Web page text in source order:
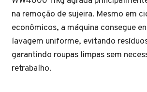
na remoção de sujeira. Mesmo em
econômicos, a máquina consegue
lavagem uniforme, evitando
garantindo roupas limpas sem
retrabalho.